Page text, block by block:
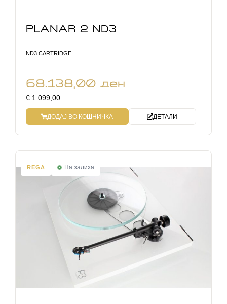
PLANAR 2 ND3
ND3 CARTRIDGE
68.138,00 ден
€ 1.099,00
ДОДАЈ ВО КОШНИЧКА ДЕТАЛИ
REGA На залиха